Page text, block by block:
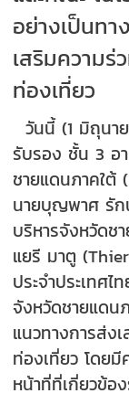
อย่างเป็นทา
เสริมความร่
ท่องเที่ยว
วันนี้ (1 มิถุนา
รับรอง ชั้น 3 อ
ชายแดนภาคใต้
นายบุญพาศ รัก
บริหารจังหวัดช
แยรี มาตู
ประจำประเทศ
จังหวัดชายแดน
แนวทางการส่ง
ท่องเที่ยว โดย
หน้าที่ที่เกี่ยวข้อ